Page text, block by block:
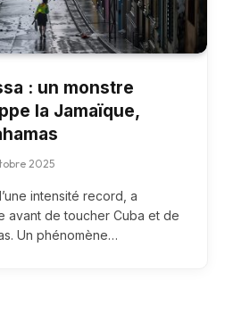
: un monstre
la Jamaïque,
2025
intensité record, a
avant de toucher Cuba et de
Un phénomène…